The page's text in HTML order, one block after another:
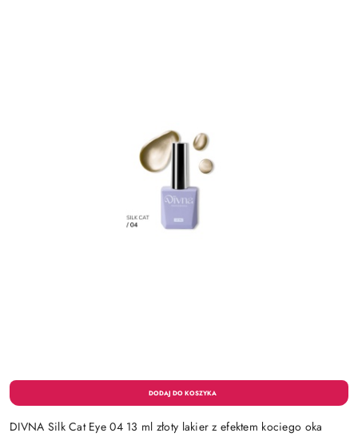
DIVNA Silk Cat Eye 04 13 ml złoty lakier z efektem kociego oka